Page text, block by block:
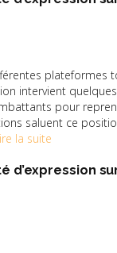
plateformes
intervient
pour
saluent ce
la suite
d’expression